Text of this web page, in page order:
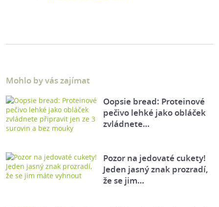
Mohlo by vás zajímat
Oopsie bread: Proteinové
pečivo lehké jako obláček
zvládnete…
Pozor na jedovaté cukety!
Jeden jasný znak prozradí,
že se jim…